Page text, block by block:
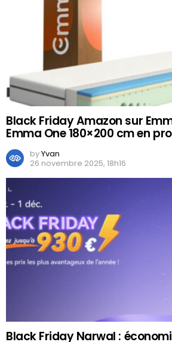
Black Friday Amazon sur
Emma One 180×200 cm en
byYvan
26 novembre 2025, 18h16
Black Friday Narwal :